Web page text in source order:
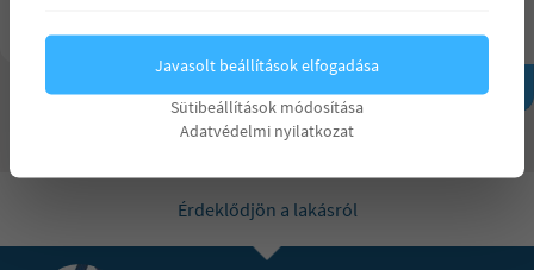
30 000 000 Ft
40 000 000 Ft
45 000 000 Ft
3 szoba
4 vagy annál több szoba
Érdeklődjön a lakásról
Javasolt beállítások elfogadása
Sütibeállítások módosítása
Adatvédelmi nyilatkozat